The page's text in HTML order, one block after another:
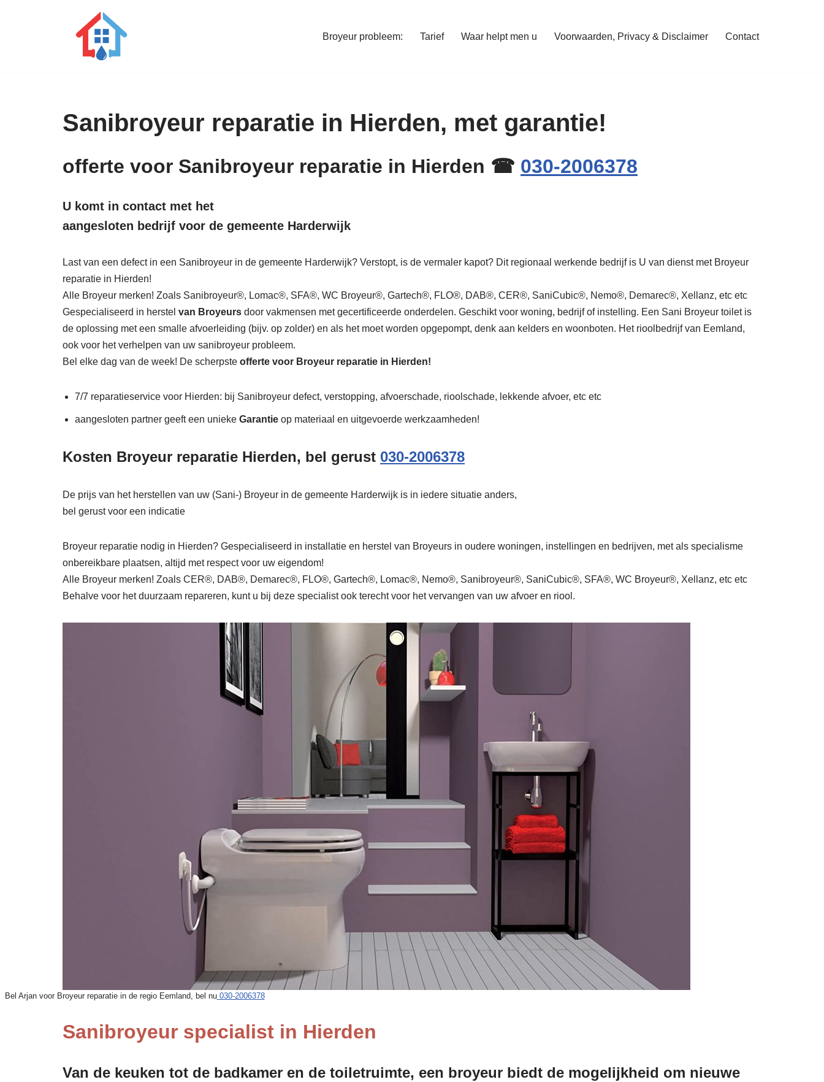
Broyeur probleem: Tarief Waar helpt men u Voorwaarden, Privacy & Disclaimer Contact
Sanibroyeur reparatie in Hierden, met garantie!
offerte voor Sanibroyeur reparatie in Hierden ☎ 030-2006378
U komt in contact met het
aangesloten bedrijf voor de gemeente Harderwijk
Last van een defect in een Sanibroyeur in de gemeente Harderwijk? Verstopt, is de vermaler kapot? Dit regionaal werkende bedrijf is U van dienst met Broyeur
reparatie in Hierden!
Alle Broyeur merken! Zoals Sanibroyeur®, Lomac®, SFA®, WC Broyeur®, Gartech®, FLO®, DAB®, CER®, SaniCubic®, Nemo®, Demarec®, Xellanz, etc etc
Gespecialiseerd in herstel van Broyeurs door vakmensen met gecertificeerde onderdelen. Geschikt voor woning, bedrijf of instelling. Een Sani Broyeur toilet is
de oplossing met een smalle afvoerleiding (bijv. op zolder) en als het moet worden opgepompt, denk aan kelders en woonboten. Het rioolbedrijf van Eemland,
ook voor het verhelpen van uw sanibroyeur probleem.
Bel elke dag van de week! De scherpste offerte voor Broyeur reparatie in Hierden!
7/7 reparatieservice voor Hierden: bij Sanibroyeur defect, verstopping, afvoerschade, rioolschade, lekkende afvoer, etc etc
aangesloten partner geeft een unieke Garantie op materiaal en uitgevoerde werkzaamheden!
Kosten Broyeur reparatie Hierden, bel gerust 030-2006378
De prijs van het herstellen van uw (Sani-) Broyeur in de gemeente Harderwijk is in iedere situatie anders,
bel gerust voor een indicatie
Broyeur reparatie nodig in Hierden? Gespecialiseerd in installatie en herstel van Broyeurs in oudere woningen, instellingen en bedrijven, met als specialisme
onbereikbare plaatsen, altijd met respect voor uw eigendom!
Alle Broyeur merken! Zoals CER®, DAB®, Demarec®, FLO®, Gartech®, Lomac®, Nemo®, Sanibroyeur®, SaniCubic®, SFA®, WC Broyeur®, Xellanz, etc etc
Behalve voor het duurzaam repareren, kunt u bij deze specialist ook terecht voor het vervangen van uw afvoer en riool.
Bel Arjan voor Broyeur reparatie in de regio Eemland, bel nu030-2006378
Sanibroyeur specialist in Hierden
Van de keuken tot de badkamer en de toiletruimte, een broyeur biedt de mogelijkheid om nieuwe